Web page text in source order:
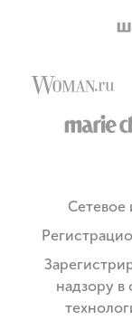
Сетевое
надзору